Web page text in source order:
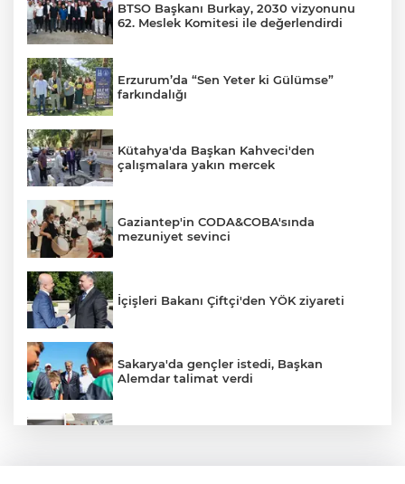
BTSO Başkanı Burkay, 2030 vizyonunu
62. Meslek Komitesi ile değerlendirdi
Erzurum’da “Sen Yeter ki Gülümse”
farkındalığı
Kütahya'da Başkan Kahveci'den
çalışmalara yakın mercek
Gaziantep'in CODA&COBA'sında
mezuniyet sevinci
İçişleri Bakanı Çiftçi'den YÖK ziyareti
Sakarya'da gençler istedi, Başkan
Alemdar talimat verdi